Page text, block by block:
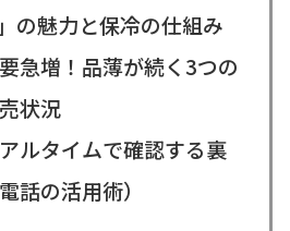
の魅力と保冷の仕組み
急増！品薄が続く3つの
状況
ルタイムで確認する裏
話の活用術）